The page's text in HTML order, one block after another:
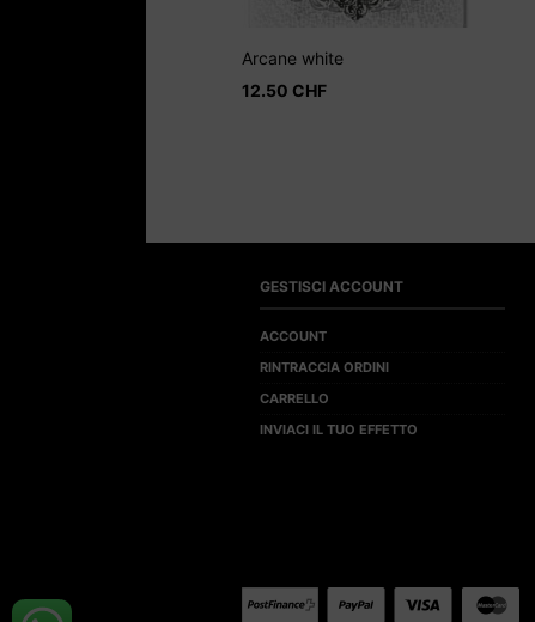
Arcane white
12.50 CHF
GESTISCI ACCOUNT
ACCOUNT
RINTRACCIA ORDINI
CARRELLO
INVIACI IL TUO EFFETTO